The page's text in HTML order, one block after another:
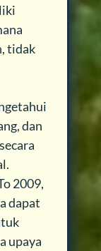
tidak
dan
2009,
dapat
upaya